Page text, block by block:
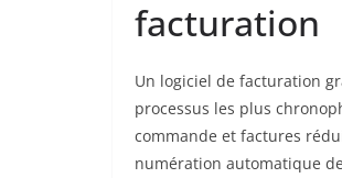
facturation
Un logiciel de facturation
processus les plus
commande et factures
numération automatique